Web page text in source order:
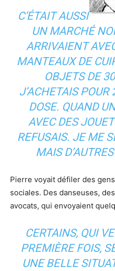
C’ÉTAIT AUSSI
UN MARCHÉ
ARRIVAIENT
MANTEAUX DE
OBJETS DE
J’ACHETAIS POUR
DOSE. QUAND
AVEC DES
REFUSAIS. JE ME
MAIS
Pierre voyait défiler des
sociales. Des danseuses,
avocats, qui envoyaient
CERTAINS, QUI
PREMIÈRE FOIS,
UNE BELLE